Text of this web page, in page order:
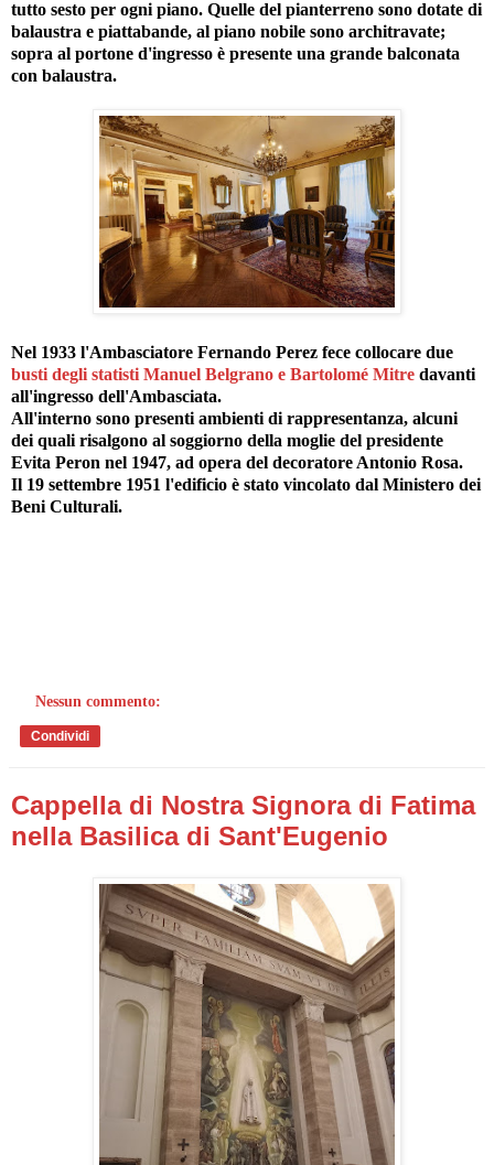
tutto sesto per ogni piano. Quelle del pianterreno sono dotate di
balaustra e piattabande, al piano nobile sono architravate;
sopra al portone d'ingresso è presente una grande balconata
con balaustra.
Nel 1933 l'Ambasciatore Fernando Perez fece collocare due
busti degli statisti Manuel Belgrano e Bartolomé Mitre davanti
all'ingresso dell'Ambasciata.
All'interno sono presenti ambienti di rappresentanza, alcuni
dei quali risalgono al soggiorno della moglie del presidente
Evita Peron nel 1947, ad opera del decoratore Antonio Rosa.
Il 19 settembre 1951 l'edificio è stato vincolato dal Ministero dei
Beni Culturali.
Nessun commento:
Condividi
Cappella di Nostra Signora di Fatima
nella Basilica di Sant'Eugenio